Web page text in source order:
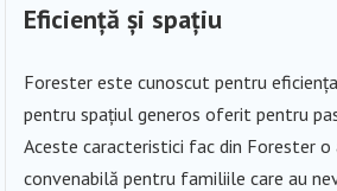
Eficiență și spațiu
Forester este cunoscut pentru
pentru spațiul generos oferit pentru
Aceste caracteristici fac din Forester o
convenabilă pentru familiile care au